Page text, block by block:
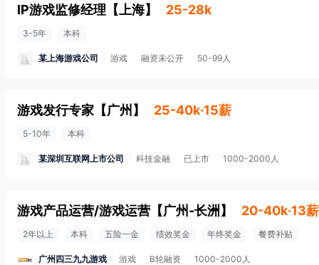
IP游戏监修经理 【 上海】 25-28k
3-5年 本科
某上海游戏公司 游戏 融资未公开 50-99人
游戏发行专家 【广州 】 25-40k·15薪
5-10年 本科
某深圳互联网上市公司 科技金融 已上市 1000-2000人
游戏产品运营/游戏运营 【广州-长洲 】 20-40k·13薪
2年以上 本科 五险一金 绩效奖金 年终奖金 餐费补贴
广州四三九九游戏 游戏 B轮融资 1000-2000人